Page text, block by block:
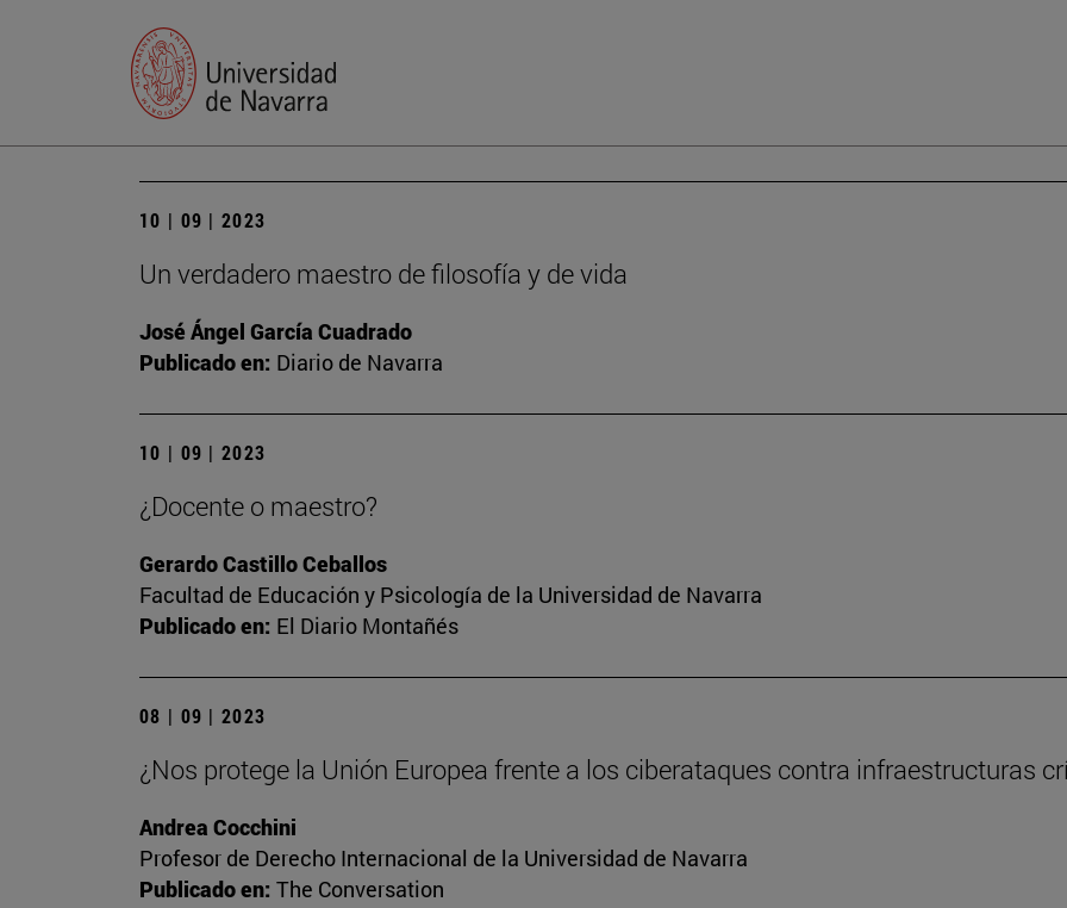
10 | 09 | 2023
Un verdadero maestro de filosofía y de vida
José Ángel García Cuadrado
Publicado en: Diario de Navarra
10 | 09 | 2023
¿Docente o maestro?
Gerardo Castillo Ceballos
Facultad de Educación y Psicología de la Universidad de Navarra
Publicado en: El Diario Montañés
08 | 09 | 2023
¿Nos protege la Unión Europea frente a los ciberataques contra infraestructuras
Andrea Cocchini
Profesor de Derecho Internacional de la Universidad de Navarra
Publicado en: The Conversation